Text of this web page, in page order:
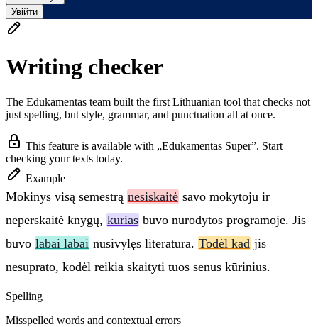
Увійти
Writing checker
The Edukamentas team built the first Lithuanian tool that checks not
just spelling, but style, grammar, and punctuation all at once.
This feature is available with „Edukamentas Super”. Start
checking your texts today.
Example
Mokinys visą semestrą nesiskaitė savo mokytoju ir
neperskaitė knygų, kurias buvo nurodytos programoje. Jis
buvo labai labai nusivylęs literatūra. Todėl kad jis
nesuprato, kodėl reikia skaityti tuos senus kūrinius.
Spelling
Misspelled words and contextual errors